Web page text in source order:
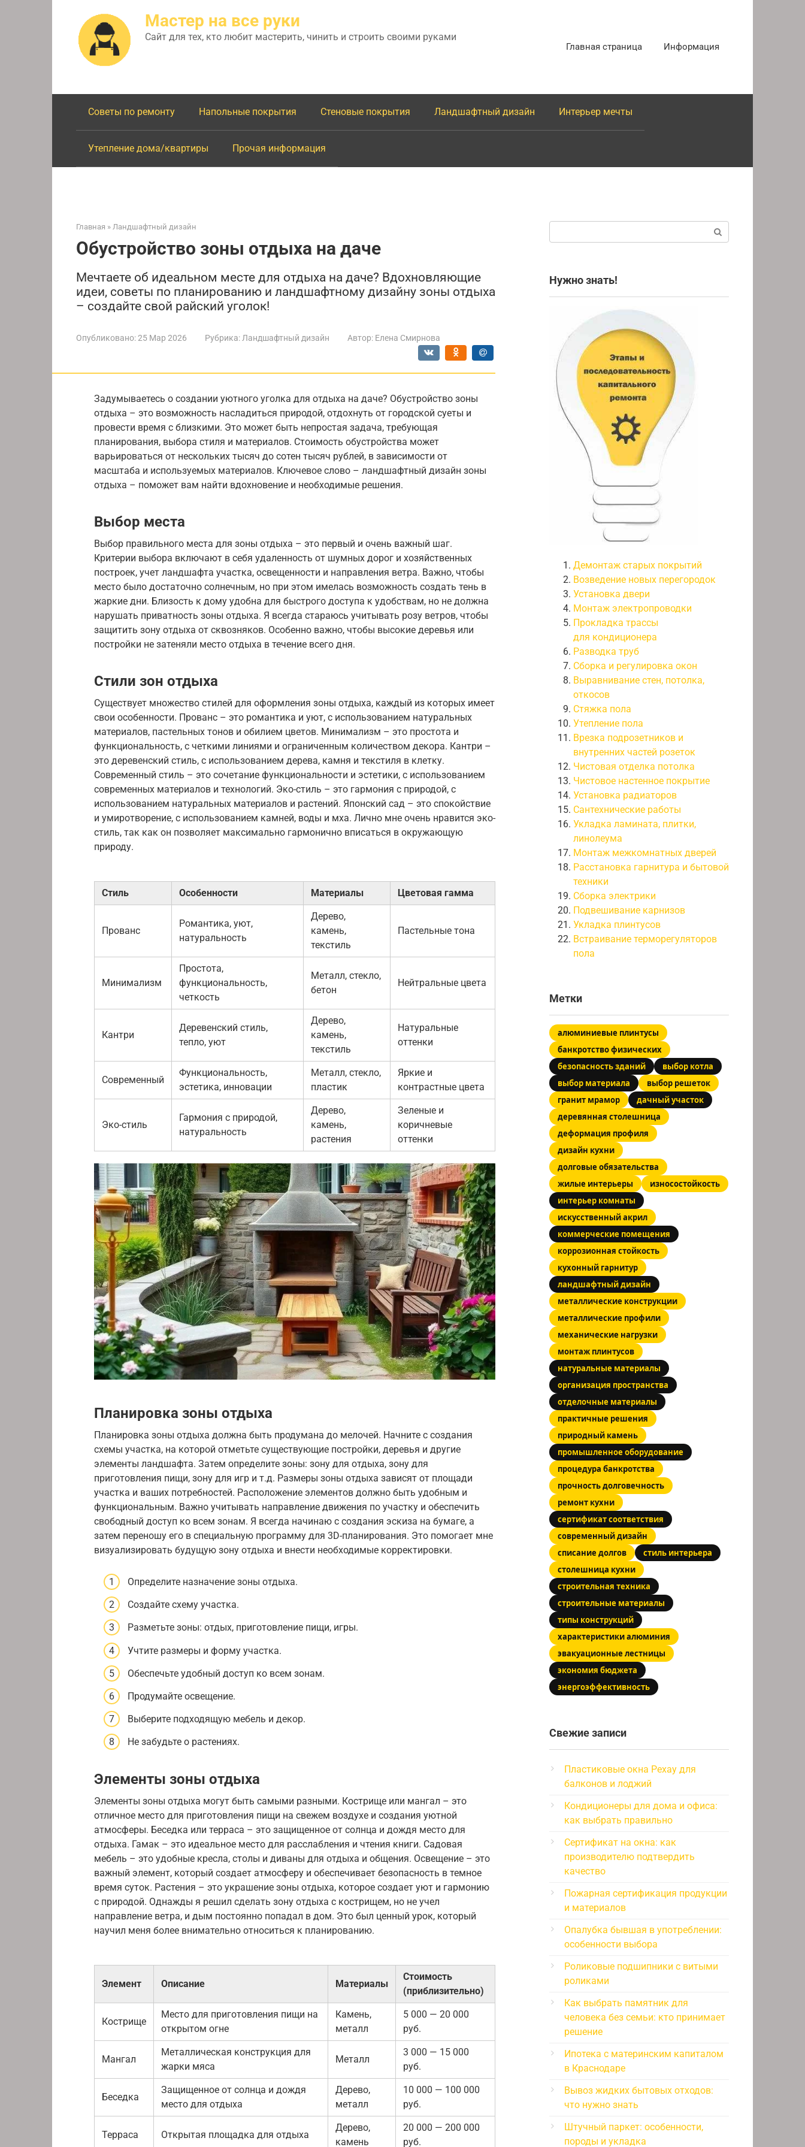
Мастер на все руки
Сайт для тех, кто любит мастерить, чинить и строить своими руками
Главная страница Информация
Советы по ремонту Напольные покрытия Стеновые покрытия Ландшафтный дизайн Интерьер мечты
Утепление дома/квартиры Прочая информация
Главная » Ландшафтный дизайн
Обустройство зоны отдыха на даче
Мечтаете об идеальном месте для отдыха на даче? Вдохновляющие
идеи, советы по планированию и ландшафтному дизайну зоны отдыха
– создайте свой райский уголок!
Опубликовано:25 Мар 2026 Рубрика: Ландшафтный дизайн Автор: Елена Смирнова
Задумываетесь о создании уютного уголка для отдыха на даче? Обустройство зоны
отдыха – это возможность насладиться природой, отдохнуть от городской суеты и
провести время с близкими. Это может быть непростая задача, требующая
планирования, выбора стиля и материалов. Стоимость обустройства может
варьироваться от нескольких тысяч до сотен тысяч рублей, в зависимости от
масштаба и используемых материалов. Ключевое слово – ландшафтный дизайн зоны
отдыха – поможет вам найти вдохновение и необходимые решения.
Выбор места
Выбор правильного места для зоны отдыха – это первый и очень важный шаг.
Критерии выбора включают в себя удаленность от шумных дорог и хозяйственных
построек, учет ландшафта участка, освещенности и направления ветра. Важно, чтобы
место было достаточно солнечным, но при этом имелась возможность создать тень в
жаркие дни. Близость к дому удобна для быстрого доступа к удобствам, но не должна
нарушать приватность зоны отдыха. Я всегда стараюсь учитывать розу ветров, чтобы
защитить зону отдыха от сквозняков. Особенно важно, чтобы высокие деревья или
постройки не затеняли место отдыха в течение всего дня.
Стили зон отдыха
Существует множество стилей для оформления зоны отдыха, каждый из которых имеет
свои особенности. Прованс – это романтика и уют, с использованием натуральных
материалов, пастельных тонов и обилием цветов. Минимализм – это простота и
функциональность, с четкими линиями и ограниченным количеством декора. Кантри –
это деревенский стиль, с использованием дерева, камня и текстиля в клетку.
Современный стиль – это сочетание функциональности и эстетики, с использованием
современных материалов и технологий. Эко-стиль – это гармония с природой, с
использованием натуральных материалов и растений. Японский сад – это спокойствие
и умиротворение, с использованием камней, воды и мха. Лично мне очень нравится эко-
стиль, так как он позволяет максимально гармонично вписаться в окружающую
природу.
Стиль Особенности Материалы Цветовая гамма
Прованс
Романтика, уют,
натуральность
Дерево,
камень,
текстиль
Пастельные тона
Минимализм
Простота,
функциональность,
четкость
Металл, стекло,
бетон
Нейтральные цвета
Кантри
Деревенский стиль,
тепло, уют
Дерево,
камень,
текстиль
Натуральные
оттенки
Современный
Функциональность,
эстетика, инновации
Металл, стекло,
пластик
Яркие и
контрастные цвета
Эко-стиль
Гармония с природой,
натуральность
Дерево,
камень,
растения
Зеленые и
коричневые
оттенки
Планировка зоны отдыха
Планировка зоны отдыха должна быть продумана до мелочей. Начните с создания
схемы участка, на которой отметьте существующие постройки, деревья и другие
элементы ландшафта. Затем определите зоны: зону для отдыха, зону для
приготовления пищи, зону для игр и т.д. Размеры зоны отдыха зависят от площади
участка и ваших потребностей. Расположение элементов должно быть удобным и
функциональным. Важно учитывать направление движения по участку и обеспечить
свободный доступ ко всем зонам. Я всегда начинаю с создания эскиза на бумаге, а
затем переношу его в специальную программу для 3D-планирования. Это помогает мне
визуализировать будущую зону отдыха и внести необходимые корректировки.
Определите назначение зоны отдыха.
Создайте схему участка.
Разметьте зоны: отдых, приготовление пищи, игры.
Учтите размеры и форму участка.
Обеспечьте удобный доступ ко всем зонам.
Продумайте освещение.
Выберите подходящую мебель и декор.
Не забудьте о растениях.
Элементы зоны отдыха
Элементы зоны отдыха могут быть самыми разными. Кострище или мангал – это
отличное место для приготовления пищи на свежем воздухе и создания уютной
атмосферы. Беседка или терраса – это защищенное от солнца и дождя место для
отдыха. Гамак – это идеальное место для расслабления и чтения книги. Садовая
мебель – это удобные кресла, столы и диваны для отдыха и общения. Освещение – это
важный элемент, который создает атмосферу и обеспечивает безопасность в темное
время суток. Растения – это украшение зоны отдыха, которое создает уют и гармонию
с природой. Однажды я решил сделать зону отдыха с кострищем, но не учел
направление ветра, и дым постоянно попадал в дом. Это был ценный урок, который
научил меня более внимательно относиться к планированию.
Элемент Описание Материалы
Стоимость
(приблизительно)
Кострище
Место для приготовления пищи на
открытом огне
Камень,
металл
5 000 — 20 000
руб.
Мангал
Металлическая конструкция для
жарки мяса
Металл
3 000 — 15 000
руб.
Беседка
Защищенное от солнца и дождя
место для отдыха
Дерево,
металл
10 000 — 100 000
руб.
Терраса Открытая площадка для отдыха
Дерево,
камень
20 000 — 200 000
руб.
Нужно знать!
Демонтаж старых покрытий
Возведение новых перегородок
Установка двери
Монтаж электропроводки
Прокладка трассы
для кондиционера
Разводка труб
Сборка и регулировка окон
Выравнивание стен, потолка,
откосов
Стяжка пола
Утепление пола
Врезка подрозетников и
внутренних частей розеток
Чистовая отделка потолка
Чистовое настенное покрытие
Установка радиаторов
Сантехнические работы
Укладка ламината, плитки,
линолеума
Монтаж межкомнатных дверей
Расстановка гарнитура и бытовой
техники
Сборка электрики
Подвешивание карнизов
Укладка плинтусов
Встраивание терморегуляторов
пола
Метки
алюминиевые плинтусы
банкротство физических
безопасность зданий
выбор котла
выбор материала
выбор решеток
гранит мрамор
дачный участок
деревянная столешница
деформация профиля
дизайн кухни
долговые обязательства
жилые интерьеры
износостойкость
интерьер комнаты
искусственный акрил
коммерческие помещения
коррозионная стойкость
кухонный гарнитур
ландшафтный дизайн
металлические конструкции
металлические профили
механические нагрузки
монтаж плинтусов
натуральные материалы
организация пространства
отделочные материалы
практичные решения
природный камень
промышленное оборудование
процедура банкротства
прочность долговечность
ремонт кухни
сертификат соответствия
современный дизайн
списание долгов
стиль интерьера
столешница кухни
строительная техника
строительные материалы
типы конструкций
характеристики алюминия
эвакуационные лестницы
экономия бюджета
энергоэффективность
Свежие записи
Пластиковые окна Рехау для
балконов и лоджий
Кондиционеры для дома и офиса:
как выбрать правильно
Сертификат на окна: как
производителю подтвердить
качество
Пожарная сертификация продукции
и материалов
Опалубка бывшая в употреблении:
особенности выбора
Роликовые подшипники с витыми
роликами
Как выбрать памятник для
человека без семьи: кто принимает
решение
Ипотека с материнским капиталом
в Краснодаре
Вывоз жидких бытовых отходов:
что нужно знать
Штучный паркет: особенности,
породы и укладка